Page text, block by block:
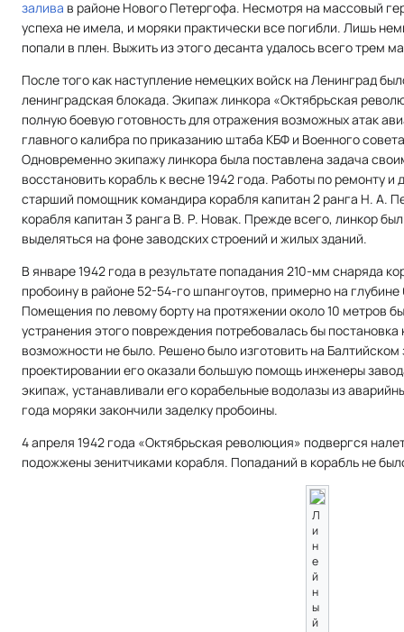
залива в районе Нового Петергофа. Несмотря на массовый
успеха не имела, и моряки практически все погибли. Лишь
попали в плен. Выжить из этого десанта удалось всего трем
После того как наступление немецких войск на Ленинград
ленинградская блокада. Экипаж линкора «Октябрьская
полную боевую готовность для отражения возможных атак
главного калибра по приказанию штаба КБФ и Военного
Одновременно экипажу линкора была поставлена задача
восстановить корабль к весне 1942 года. Работы по ремонту
старший помощник командира корабля капитан 2 ранга Н. А.
корабля капитан 3 ранга В. Р. Новак. Прежде всего, линкор
выделяться на фоне заводских строений и жилых зданий.
В январе 1942 года в результате попадания 210-мм снаряда
пробоину в районе 52-54-го шпангоутов, примерно на
Помещения по левому борту на протяжении около 10 метров
устранения этого повреждения потребовалась бы постановка
возможности не было. Решено было изготовить на
проектировании его оказали большую помощь инженеры
экипаж, устанавливали его корабельные водолазы из
года моряки закончили заделку пробоины.
4 апреля 1942 года «Октябрьская революция» подвергся
подожжены зенитчиками корабля. Попаданий в корабль не
Л
и
н
е
й
н
ы
й